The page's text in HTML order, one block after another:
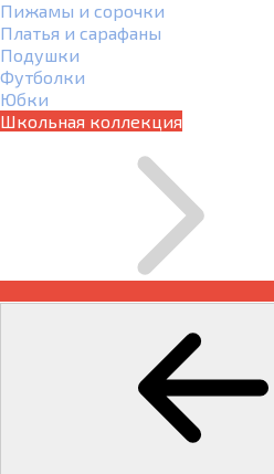
Пижамы и сорочки
Платья и сарафаны
Подушки
Футболки
Юбки
Школьная коллекция